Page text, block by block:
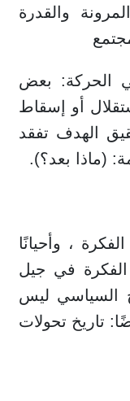
والقدرة
الحركة: بعض
أو إسقاط
الهدف تفقد
(ماذا بعد؟).
، وأحيانًا
الفكرة في جيل
السياسي ليس
تاريخ تحولات